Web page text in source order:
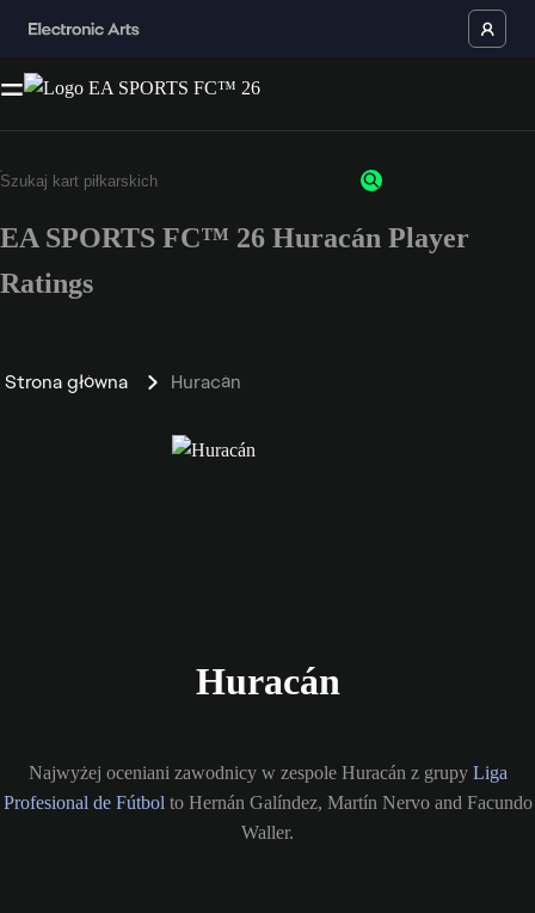
EA SPORTS FC™ 26 Huracán Player
Ratings
Strona główna Huracán
Huracán
Najwyżej oceniani zawodnicy w zespole Huracán z grupy Liga
Profesional de Fútbol to Hernán Galíndez, Martín Nervo and Facundo
Waller.